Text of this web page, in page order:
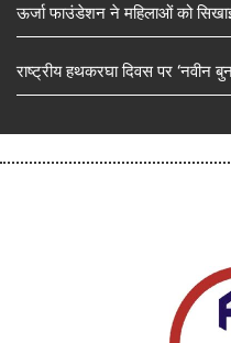
ऊर्जा फाउंडेशन ने महिलाओं को
राष्ट्रीय हथकरघा दिवस पर ‘नवीन